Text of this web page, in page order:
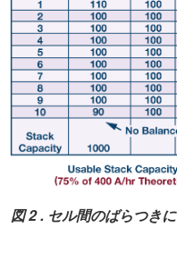
図 2 . セル間のばらつき